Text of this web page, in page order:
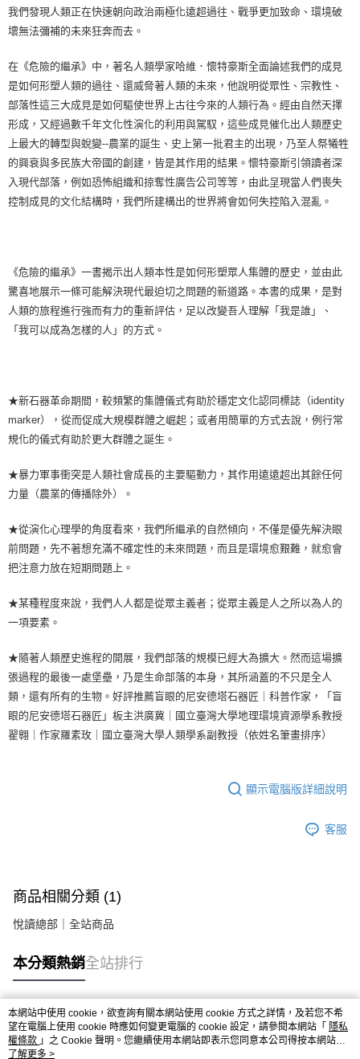
我們發現人類正在快速朝向政治兩極化遠超過往、戰爭更加致命、環境破
壞無法彌補的未來狂奔而去。
在《危險的繼承》中，著名人類學家哈維．懷特豪斯全面論述我們的成見
是如何形塑人類的過往、還威脅著人類的未來，他說明從眾性、宗教性、
部落性這三大成見是如何驅使世界上古往今來的人類行為。經由自然天擇
形成，又經過數千年文化性演化的利用與駕馭，這些成見催化出人類歷史
上最大的轉型與蛻變--農業的誕生、史上第一批君主的出現，乃至人祭犧牲
的興衰與多民族大帝國的創建，皆是其作用的結果。懷特豪斯引領讀者深
入現代部落，例如恐怖組織和掠奪性廣告公司等等，由此呈現當人們喪失
控制成見的文化結構時，我們所建構出的世界將會如何失控陷入混亂。
《危險的繼承》一書揭示出人類本性是如何形塑眾人集體的歷史，並由此
驚喜地展示一條可能解決現代最迫切之問題的新道路。本書的成果，是對
人類的旅程進行強而有力的重新評估，足以改變吾人理解「我是誰」、
「我可以成為怎樣的人」的方式。
★新石器革命期間，較頻繁的集體儀式有助於穩定文化認同標誌（identity
marker），從而促成大規模群體之崛起；或者用簡單的方式去說，例行常
規化的儀式有助於更大群體之誕生。
★暴力軍事衝突是人類社會成長的主要驅動力，其作用遠遠超出其餘任何
力量（農業的傳播除外）。
★從演化心理學的角度看來，我們所繼承的自然傾向，不僅是優先解決眼
前問題，先不著想充滿不確定性的未來問題，而且是環境愈艱難，就愈會
把注意力放在短期問題上。
★某種程度來說，我們人人都是從眾主義者；從眾主義是人之所以為人的
一項要素。
★隨著人類歷史進程的開展，我們部落的規模已經大為擴大。然而這場擴
張過程的最後一處堡壘，乃是生命部落的本身，其所涵蓋的不只是全人
類，還有所有的生物。好評推薦盲眼的尼安德塔石器匠｜科普作家，「盲
眼的尼安德塔石器匠」板主洪廣冀｜國立臺灣大學地理環境資源學系教授
翟翱｜作家羅素玫｜國立臺灣大學人類學系副教授（依姓名筆畫排序）
顯示電腦版詳細說明
客服
商品相關分類 (1)
悅讀總部｜全站商品
本分類熱銷全站排行
熱門標籤
本網站中使用 cookie，欲查詢有關本網站使用 cookie 方式之詳情，及若您不希
望在電腦上使用 cookie 時應如何變更電腦的 cookie 設定，請參閱本網站「 隱私
權條款 」之 Cookie 聲明。您繼續使用本網站即表示您同意本公司得按本網站使
用條款之 Cookie 聲明使用 cookie。
了解更多 >